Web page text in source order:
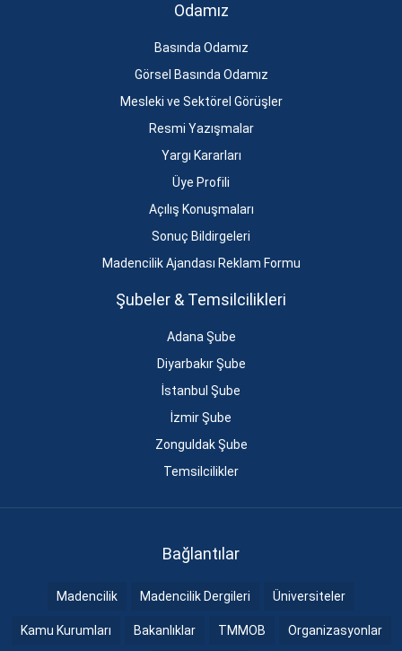
Odamız
Basında Odamız
Görsel Basında Odamız
Mesleki ve Sektörel Görüşler
Resmi Yazışmalar
Yargı Kararları
Üye Profili
Açılış Konuşmaları
Sonuç Bildirgeleri
Madencilik Ajandası Reklam Formu
Şubeler & Temsilcilikleri
Adana Şube
Diyarbakır Şube
İstanbul Şube
İzmir Şube
Zonguldak Şube
Temsilcilikler
Bağlantılar
Madencilik Madencilik Dergileri Üniversiteler
Kamu Kurumları Bakanlıklar TMMOB Organizasyonlar